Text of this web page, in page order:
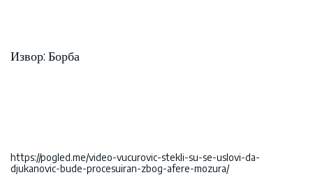
Извор: Борба
https://pogled.me/video-vucurovic-stekli-su-se-uslovi-da-
djukanovic-bude-procesuiran-zbog-afere-mozura/